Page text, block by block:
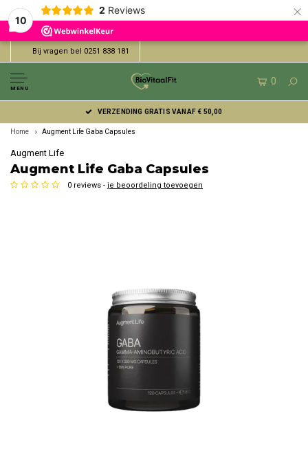
10
2 Reviews ×
Bij vragen bel 0251 838 181
MENU
0
VERZENDING GRATIS VANAF € 50,00
Home Augment Life Gaba Capsules
Augment Life
Augment Life Gaba Capsules
0 reviews - je beoordeling toevoegen